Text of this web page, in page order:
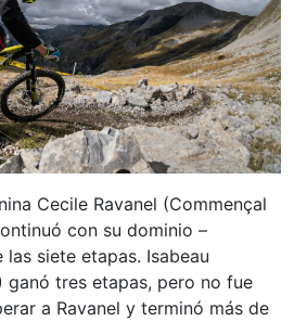
Cecile Ravanel (Commençal
con su dominio –
siete etapas. Isabeau
ganó tres etapas, pero no fue
a Ravanel y terminó más de